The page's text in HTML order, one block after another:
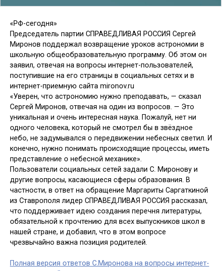
«РФ-сегодня»
Председатель партии СПРАВЕДЛИВАЯ РОССИЯ Сергей
Миронов поддержал возвращение уроков астрономии в
школьную общеобразовательную программу. Об этом он
заявил, отвечая на вопросы интернет-пользователей,
поступившие на его страницы в социальных сетях и в
интернет-приемную сайта mironov.ru
«Уверен, что астрономию нужно преподавать, — сказал
Сергей Миронов, отвечая на один из вопросов. — Это
уникальная и очень интересная наука. Пожалуй, нет ни
одного человека, который не смотрел бы в звёздное
небо, не задумывался о передвижении небесных светил. И
конечно, нужно понимать происходящие процессы, иметь
представление о небесной механике».
Пользователи социальных сетей задали С. Миронову и
другие вопросы, касающиеся сферы образования. В
частности, в ответ на обращение Маргариты Саргаткиной
из Ставрополя лидер СПРАВЕДЛИВАЯ РОССИЯ рассказал,
что поддерживает идею создания перечня литературы,
обязательной к прочтению для всех выпускников школ в
нашей стране, и добавил, что в этом вопросе
чрезвычайно важна позиция родителей.
Полная версия ответов С.Миронова на вопросы интернет-